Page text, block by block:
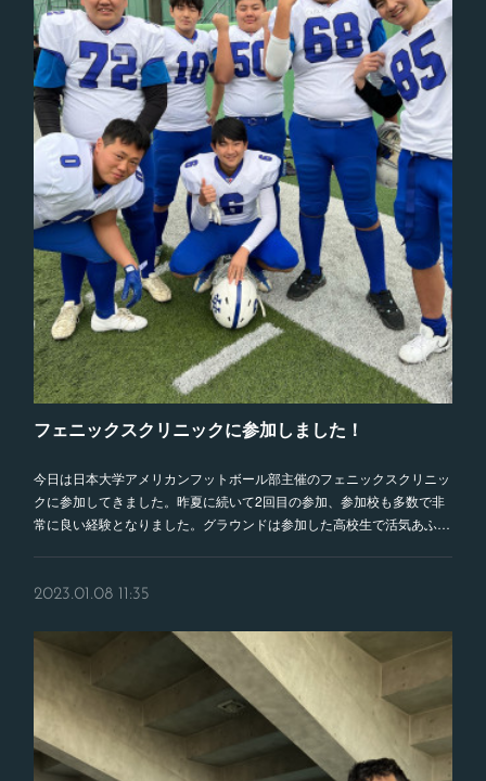
フェニックスクリニックに参加しました！
今日は日本大学アメリカンフットボール部主催のフェニックスクリニッ
クに参加してきました。昨夏に続いて2回目の参加、参加校も多数で非
常に良い経験となりました。グラウンドは参加した高校生で活気あふ…
2023.01.08 11:35